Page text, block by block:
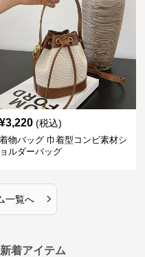
¥3,220 (税込)
着物バッグ 巾着型コンビ素材シ
ョルダーバッグ
一覧へ ›
着アイテム